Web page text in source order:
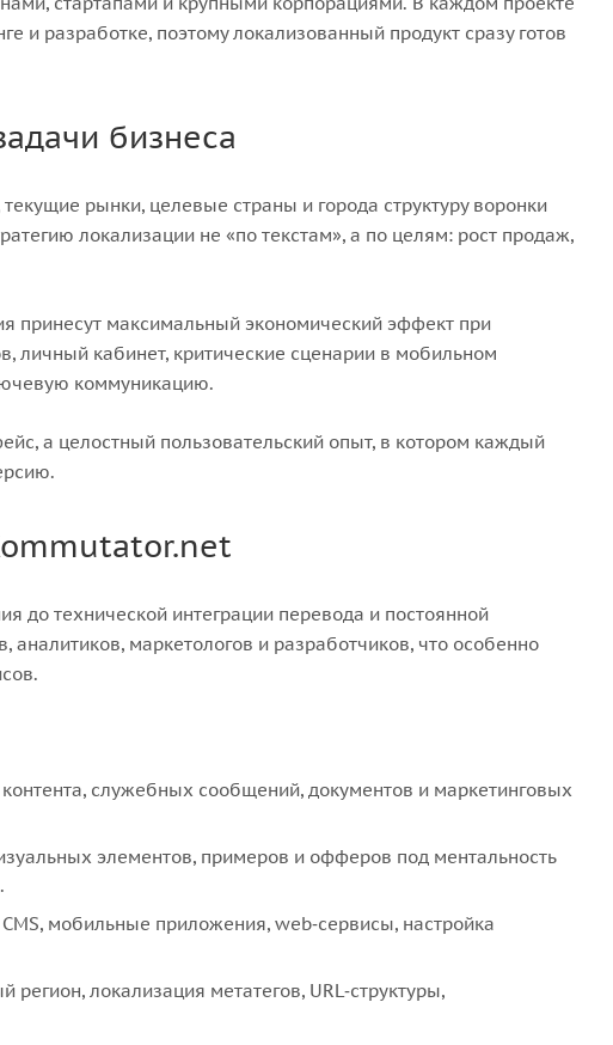
и разработке, поэтому локализованный продукт сразу готов
бизнеса
рынки, целевые страны и города структуру воронки
локализации не «по текстам», а по целям: рост продаж,
принесут максимальный экономический эффект при
личный кабинет, критические сценарии в мобильном
коммуникацию.
а целостный пользовательский опыт, в котором каждый
до технической интеграции перевода и постоянной
маркетологов и разработчиков, что особенно
служебных сообщений, документов и маркетинговых
элементов, примеров и офферов под ментальность
мобильные приложения, web‑сервисы, настройка
локализация метатегов, URL‑структуры,